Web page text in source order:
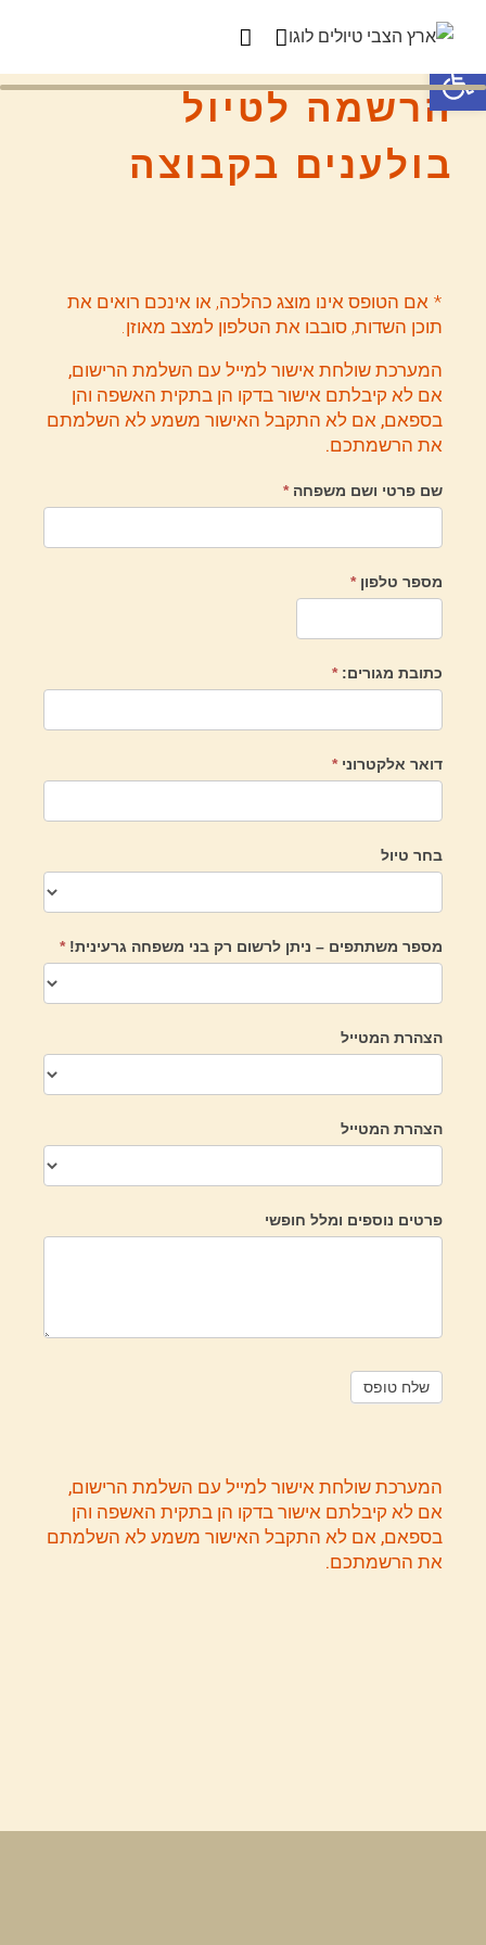
פתח סרגל נגישות
הרשמה לטיול
בולענים בקבוצה
* אם הטופס אינו מוצג כהלכה, או אינכם רואים את
תוכן השדות, סובבו את הטלפון למצב מאוזן.
המערכת שולחת אישור למייל עם השלמת הרישום,
אם לא קיבלתם אישור בדקו הן בתקית האשפה והן
בספאם, אם לא התקבל האישור משמע לא השלמתם
את הרשמתכם.
שם פרטי ושם משפחה*
מספר טלפון*
כתובת מגורים:*
דואר אלקטרוני*
בחר טיול
מספר משתתפים – ניתן לרשום רק בני משפחה גרעינית!*
הצהרת המטייל
הצהרת המטייל
פרטים נוספים ומלל חופשי
המערכת שולחת אישור למייל עם השלמת הרישום,
אם לא קיבלתם אישור בדקו הן בתקית האשפה והן
בספאם, אם לא התקבל האישור משמע לא השלמתם
את הרשמתכם.